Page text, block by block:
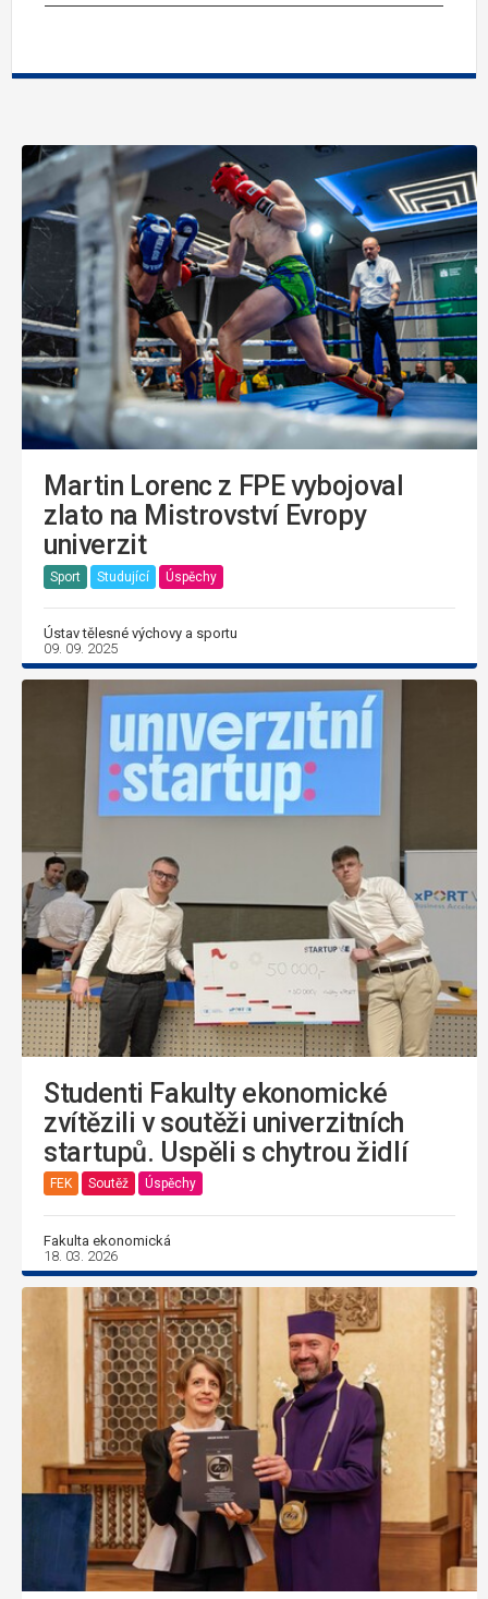
Martin Lorenc z FPE vybojoval
zlato na Mistrovství Evropy
univerzit
Sport Studující Úspěchy
Ústav tělesné výchovy a sportu
09. 09. 2025
Studenti Fakulty ekonomické
zvítězili v soutěži univerzitních
startupů. Uspěli s chytrou židlí
FEK Soutěž Úspěchy
Fakulta ekonomická
18. 03. 2026